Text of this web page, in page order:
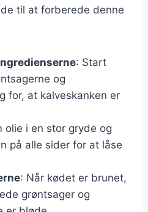
til at forberede denne
: Start
og
for, at kalveskanken er
olie i en stor gryde og
på alle sider for at låse
: Når kødet er brunet,
grøntsager og